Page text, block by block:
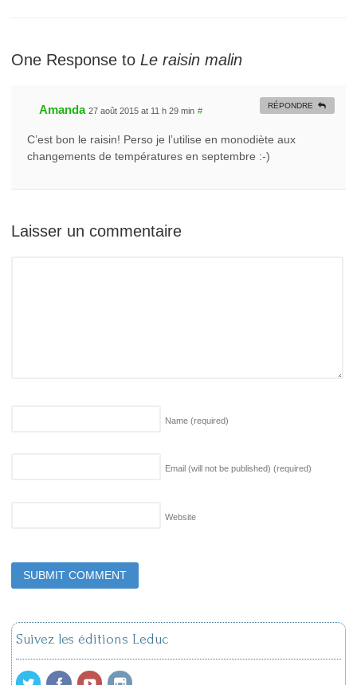
One Response to Le raisin malin
Amanda 27 août 2015 at 11 h 29 min #
C’est bon le raisin! Perso je l’utilise en monodiète aux
changements de températures en septembre :-)
RÉPONDRE
Laisser un commentaire
Name (required)
Email (will not be published) (required)
Website
Suivez les éditions Leduc